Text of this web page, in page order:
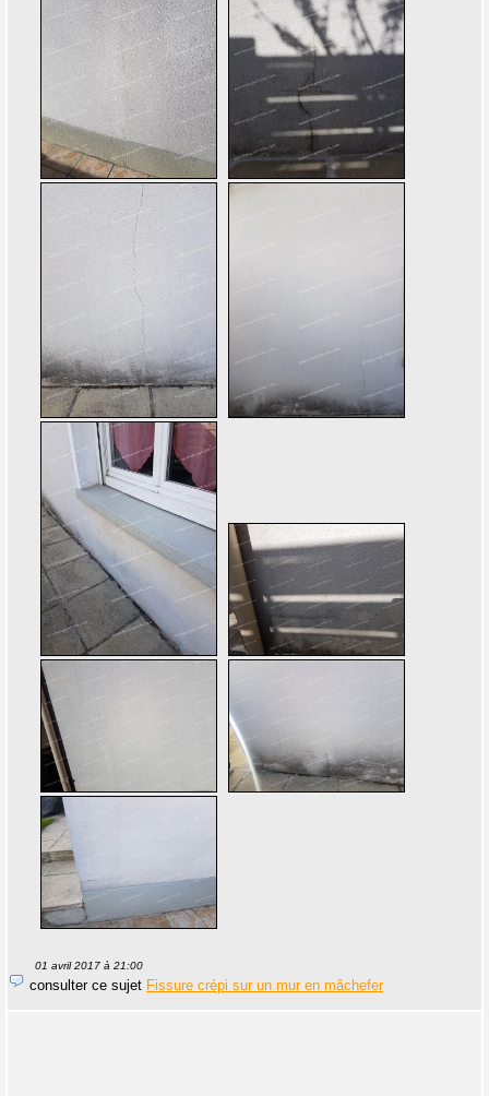
01 avril 2017 à 21:00
consulter ce sujet Fissure crépi sur un mur en mâchefer